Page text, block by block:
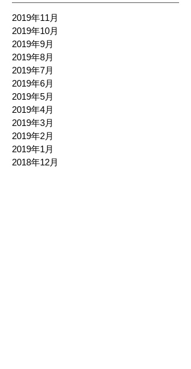
2019年11月
2019年10月
2019年9月
2019年8月
2019年7月
2019年6月
2019年5月
2019年4月
2019年3月
2019年2月
2019年1月
2018年12月